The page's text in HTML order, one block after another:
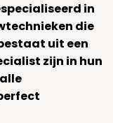
in
die
uit een
zijn in hun